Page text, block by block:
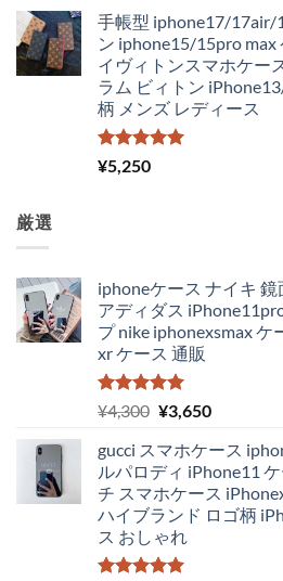
手帳型 iphone17/17air/
ン iphone15/15pro max
イヴィトンスマホケー
ラム ビィトン
柄 メンズ レディース
5段階中
5.00
¥5,250
厳選
iphoneケース ナイキ
アディダス
プ nike iphonexsmax ケ
xr ケース 通販
5段階中
5.00
の評価
¥4,300 元
価
格
は
¥4,300
で
し
¥3,650現
の
価
格
は
gucci スマホケース
ルパロディ iPhone11
チ スマホケース
ハイブランド ロゴ柄
ス おしゃれ